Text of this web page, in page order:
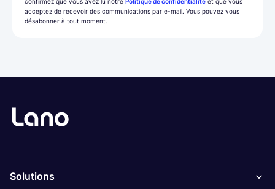
acceptez de recevoir des communications par e-mail. Vous pouvez vous
désabonner à tout moment.
Solutions